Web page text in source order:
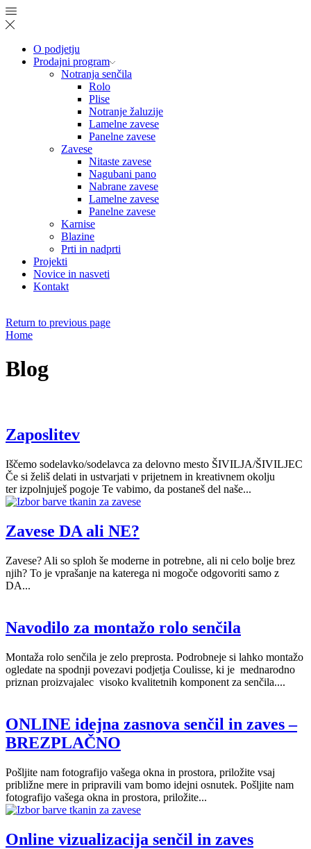
O podjetju
Prodajni program
Notranja senčila
Rolo
Plise
Notranje žaluzije
Lamelne zavese
Panelne zavese
Zavese
Nitaste zavese
Nagubani pano
Nabrane zavese
Lamelne zavese
Panelne zavese
Karnise
Blazine
Prti in nadprti
Projekti
Novice in nasveti
Kontakt
Return to previous page
Home
Blog
Zaposlitev
Iščemo sodelavko/sodelavca za delovno mesto ŠIVILJA/ŠIVILJEC
Če si želiš delati in ustvarjati v prijetnem in kreativnem okolju
ter izpolnjuješ pogoje Te vabimo, da postaneš del naše...
Zavese DA ali NE?
Zavese? Ali so sploh še moderne in potrebne, ali ni celo bolje brez
njih? To je vprašanje na katerega ni mogoče odgovoriti samo z
DA...
Navodilo za montažo rolo senčila
Montaža rolo senčila je zelo preprosta. Podrobneje si lahko montažo
ogledate na spodnji povezavi podjetja Coulisse, ki je mednarodno
priznan proizvajalec visoko kvalitetnih komponent za senčila....
ONLINE idejna zasnova senčil in zaves –
BREZPLAČNO
Pošljite nam fotografijo vašega okna in prostora, priložite vsaj
približne mere in pripravili vam bomo idejni osnutek. Pošljite nam
fotografijo vašega okna in prostora, priložite...
Online vizualizacija senčil in zaves